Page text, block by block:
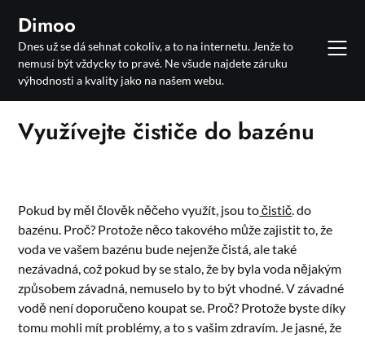
content
Dimoo
Dnes už se dá sehnat cokoliv, a to na internetu. Jenže to
nemusí být vždycky to pravé. Ne všude najdete záruku
výhodnosti a kvality jako na našem webu.
Využívejte čističe do bazénu
Pokud by měl člověk něčeho využít, jsou točistič. do
bazénu. Proč? Protože něco takového může zajistit to, že
voda ve vašem bazénu bude nejenže čistá, ale také
nezávadná, což pokud by se stalo, že by byla voda nějakým
způsobem závadná, nemuselo by to být vhodné. V závadné
vodě není doporučeno koupat se. Proč? Protože byste díky
tomu mohli mít problémy, a to s vašim zdravím. Je jasné, že